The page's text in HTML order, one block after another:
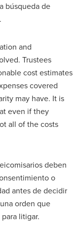
búsqueda de
and
Trustees
cost estimates
covered
may have. It is
even if they
all of the costs
deben
o
antes de decidir
orden que
litigar.